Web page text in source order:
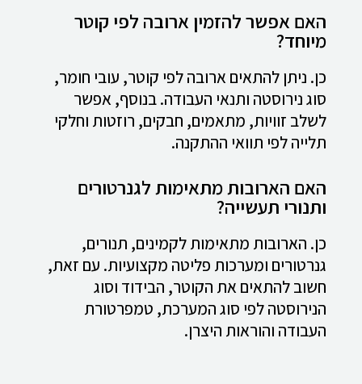
האם אפשר להזמין ארובה לפי קוטר
מיוחד?
כן. ניתן להתאים ארובה לפי קוטר, עובי חומר,
סוג נירוסטה ותנאי העבודה. בנוסף, אפשר
לשלב זוויות, מתאמים, חבקים, רוזטות וחלקי
תלייה לפי תוואי ההתקנה.
האם הארובות מתאימות לגנרטורים
ותנורי תעשייה?
כן. הארובות מתאימות לקמינים, תנורים,
גנרטורים ומערכות פליטה מקצועיות. עם זאת,
חשוב להתאים את הקוטר, הבידוד וסוג
הנירוסטה לפי סוג המערכת, טמפרטורת
העבודה והוראות היצרן.